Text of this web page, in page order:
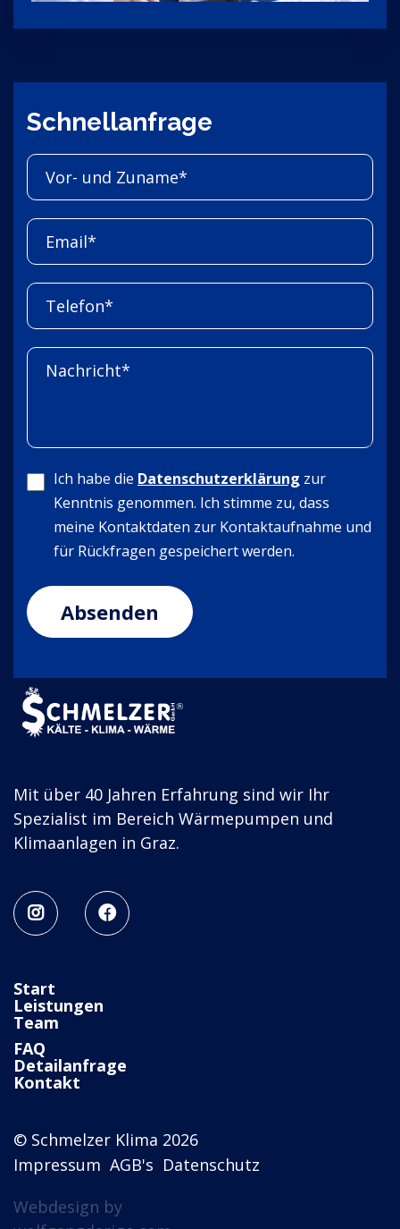
Mit über 40 Jahren Erfahrung sind wir Ihr
Spezialist im Bereich Wärmepumpen und
Klimaanlagen in Graz.
 
Start
Leistungen
Team
FAQ
Detailanfrage
Kontakt
© Schmelzer Klima 2026
Impressum AGB's Datenschutz
Webdesign by
Schnellanfrage
Ich habe die Datenschutzerklärung zur
Kenntnis genommen. Ich stimme zu, dass
meine Kontaktdaten zur Kontaktaufnahme und
für Rückfragen gespeichert werden.